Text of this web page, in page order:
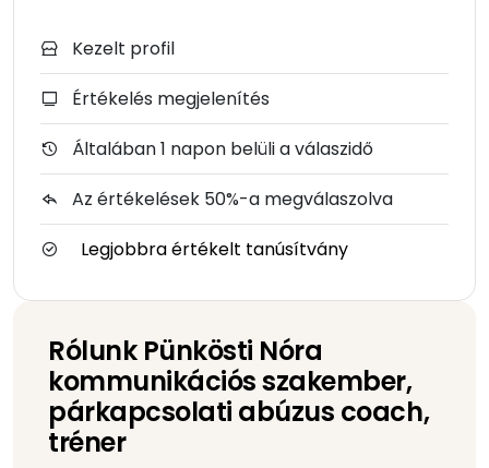
Kezelt profil
Értékelés megjelenítés
Általában 1 napon belüli a válaszidő
Az értékelések 50%-a megválaszolva
Legjobbra értékelt tanúsítvány
Rólunk Pünkösti Nóra
kommunikációs szakember,
párkapcsolati abúzus coach,
tréner